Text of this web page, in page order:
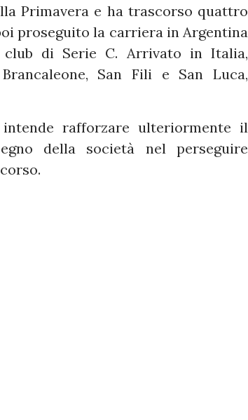
Primavera e ha trascorso quattro
proseguito la carriera in Argentina
di Serie C. Arrivato in Italia,
San Fili e San Luca,
rafforzare ulteriormente il
della società nel perseguire